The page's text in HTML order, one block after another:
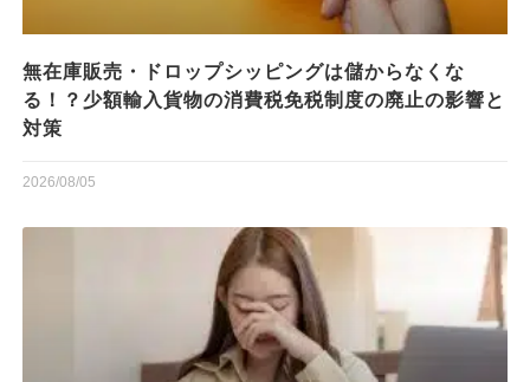
無在庫販売・ドロップシッピングは儲からなくな
る！？少額輸入貨物の消費税免税制度の廃止の影響と
対策
2026/08/05